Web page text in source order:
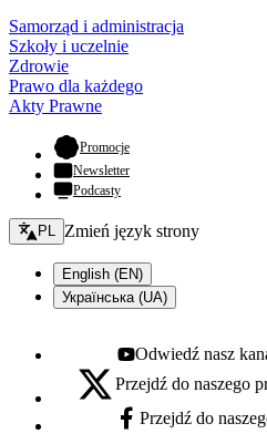
Samorząd i administracja
Szkoły i uczelnie
Zdrowie
Prawo dla każdego
Akty Prawne
Promocje- otwiera się w nowej karcie
Newsletter
Podcasty
Zmień język - bieżący:
PL Zmień język strony
English (EN)
Українська (UA)
Youtube - otwiera się w
Odwiedź nasz
X - otwiera się w nowej karcie
Przejdź do naszego
Facebook - otwiera się w
Przejdź do